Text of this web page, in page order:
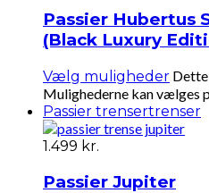
Passier Hubertus
(Black Luxury
Vælg muligheder
Mulighederne kan vælges
Passier trensertrenser
1.499 kr.
Passier Jupiter